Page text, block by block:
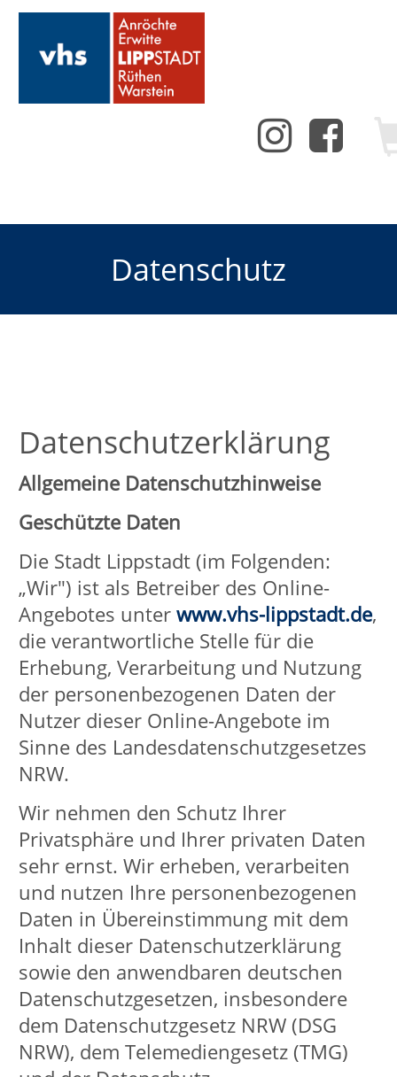
Datenschutzerklärung
Angebotes unterwww.vhs-lippstadt.de ,
die verantwortliche Stelle für die
Erhebung, Verarbeitung und Nutzung
der personenbezogenen Daten der
Nutzer dieser Online-Angebote im
Sinne des Landesdatenschutzgesetzes
NRW.
Wir nehmen den Schutz Ihrer
Privatsphäre und Ihrer privaten Daten
sehr ernst. Wir erheben, verarbeiten
und nutzen Ihre personenbezogenen
Daten in Übereinstimmung mit dem
Inhalt dieser Datenschutzerklärung
sowie den anwendbaren deutschen
Datenschutzgesetzen, insbesondere
dem Datenschutzgesetz NRW (DSG
NRW), dem Telemediengesetz (TMG)
und der Datenschutz-
Datenschutzerklärung möchten wir Sie
informieren, welche
personenbezogenen Daten wir über Sie
erheben, verarbeiten und nutzen. Ihre
Fragen und Anregungen zum Thema
Datenschutz sind uns sehr
willkommen und wichtig. Sie können
uns unter folgender Adresse erreichen:
info@lippstadt.de
Information zur Erhebung
personenbezogener Daten durch die
Stadt Lippstadt/VHS nach Artikel 13
und 14 DSGVO für VHS-Teilnehmende
Information zur Erhebung